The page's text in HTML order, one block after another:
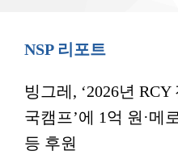
NSP 리포트
빙그레, ‘2026년 RCY
국캠프’에 1억 원·메
등 후원